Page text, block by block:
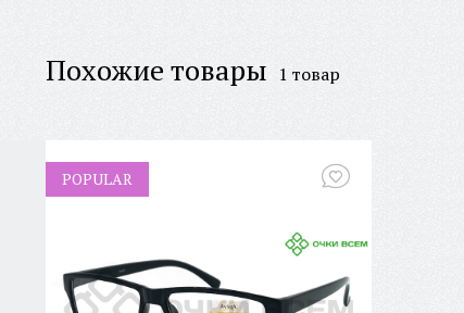
Похожие товары 1 товар
POPULAR